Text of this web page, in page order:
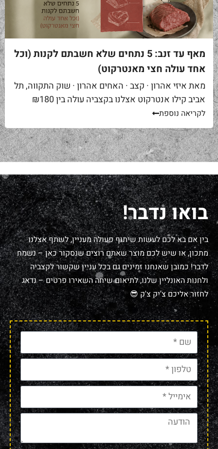
מאף עד זנב: 5 נתחים שלא חשבתם לקנות (וכל
אחד עולה חצי מאנטרקוט)
מאת איזי אהרון · קצב · האחים אהרון · שוק התקווה, תל
אביב קילו אנטרקוט אצלנו בקצביה עולה בין ₪180
ל-₪220. מחיר יפה – וגם מוצדק, כי זה...
לקריאה נוספת
בואו נדבר!
בין אם בא לכם לעשות שיתוף פעולה מעניין, לשתף אצלנו
מתכון, או שיש לכם מוצר שאתם רוצים שנסקור כאן – נשמח
לדבר! כמובן שאנחנו זמינים גם בכל עניין שקשור לקצביה
ולחנות האונליין שלנו, לתיאום שיחה השאירו פרטים – נדאג
לחזור אליכם צ'יק צ'ק 😎